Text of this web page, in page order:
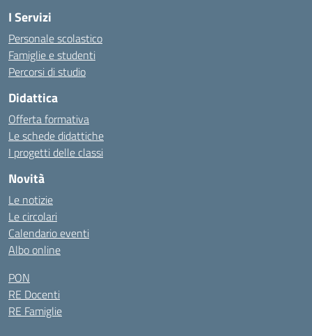
I Servizi
Personale scolastico
Famiglie e studenti
Percorsi di studio
Didattica
Offerta formativa
Le schede didattiche
I progetti delle classi
Novità
Le notizie
Le circolari
Calendario eventi
Albo online
PON
RE Docenti
RE Famiglie